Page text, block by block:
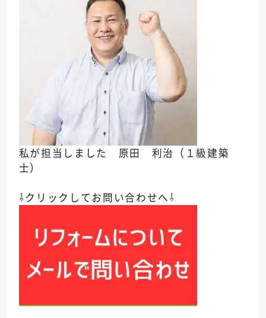
私が担当しました 原田 利治（１級建築
士）
⇩クリックしてお問い合わせへ⇩